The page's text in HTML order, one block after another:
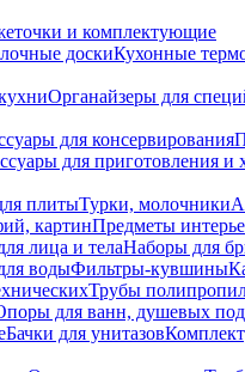
и комплектующие
доскиКухонные
Органайзеры для
для консервирования
для приготовления и
плитыТурки, молочники
картинПредметы
лица и телаНаборы для
водыФильтры-кувшины
Трубы
для ванн, душевых
Бачки для унитазов